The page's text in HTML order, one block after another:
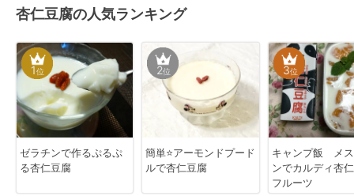
杏仁豆腐の人気ランキング
1位
ゼラチンで作るぷるぷ
る杏仁豆腐
2位
簡単⭐アーモンドプード
ルで杏仁豆腐
3位
キャンプ飯 メ
ンでカルディ杏
フルーツ